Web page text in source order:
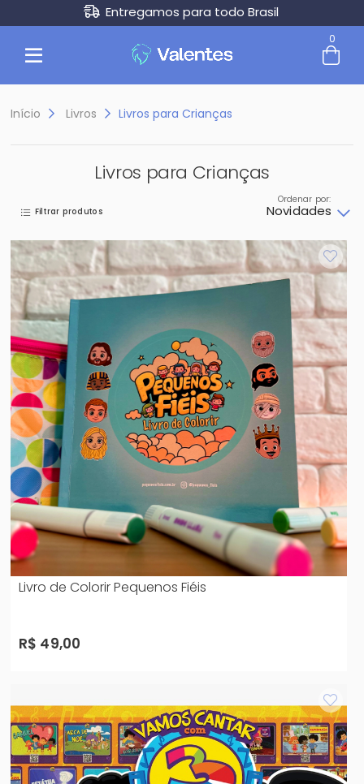
Entre com email ou cpf/cnpj
Criar nova conta
Entregamos para todo Brasil
0
Início Livros Livros para Crianças
Livros para Crianças
Filtrar produtos Novidades
Ordenar por:
Livro de Colorir Pequenos Fiéis
R$ 49,00